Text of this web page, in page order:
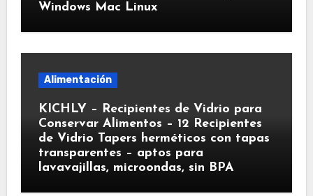
Windows Mac Linux
Alimentación
KICHLY – Recipientes de Vidrio para
Conservar Alimentos – 12 Recipientes
de Vidrio Tapers herméticos con tapas
transparentes – aptos para
lavavajillas, microondas, sin BPA